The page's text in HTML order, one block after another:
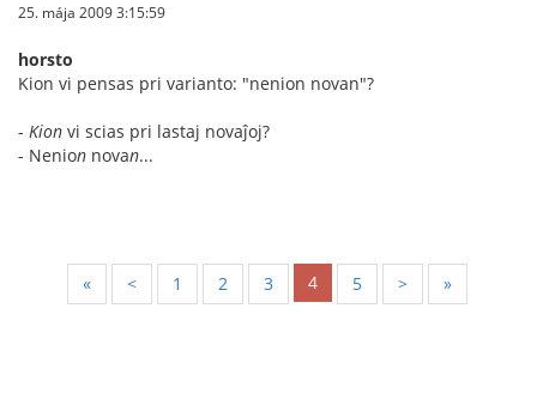
25. mája 2009 3:15:59
horsto
Kion vi pensas pri varianto: "nenion novan"?
- Kion vi scias pri lastaj novaĵoj?
- Nenion novan...
« < 1 2 3 4 5 > »